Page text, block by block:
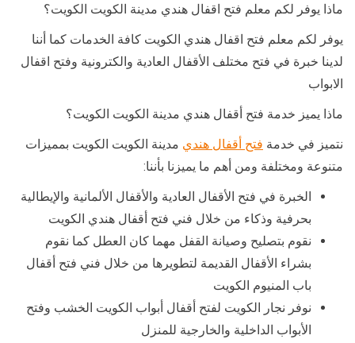
ماذا يوفر لكم معلم فتح اقفال هندي مدينة الكويت الكويت؟
يوفر لكم معلم فتح اقفال هندي الكويت كافة الخدمات كما أننا
لدينا خبرة في فتح مختلف الأقفال العادية والكترونية وفتح اقفال
الابواب
ماذا يميز خدمة فتح أقفال هندي مدينة الكويت الكويت؟
نتميز في خدمة فتح أقفال هندي مدينة الكويت الكويت بمميزات
متنوعة ومختلفة ومن أهم ما يميزنا بأننا:
الخبرة في فتح الأقفال العادية والأقفال الألمانية والإيطالية
بحرفية وذكاء من خلال فني فتح أقفال هندي الكويت
نقوم بتصليح وصيانة القفل مهما كان العطل كما نقوم
بشراء الأقفال القديمة لتطويرها من خلال فني فتح أقفال
باب المنيوم الكويت
نوفر نجار الكويت لفتح أقفال أبواب الكويت الخشب وفتح
الأبواب الداخلية والخارجية للمنزل